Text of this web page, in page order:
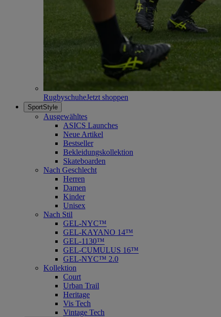
RugbyschuheJetzt shoppen
SportStyle
Ausgewähltes
ASICS Launches
Neue Artikel
Bestseller
Bekleidungskollektion
Skateboarden
Nach Geschlecht
Herren
Damen
Kinder
Unisex
Nach Stil
GEL-NYC™
GEL-KAYANO 14™
GEL-1130™
GEL-CUMULUS 16™
GEL-NYC™ 2.0
Kollektion
Court
Urban Trail
Heritage
Vis Tech
Vintage Tech